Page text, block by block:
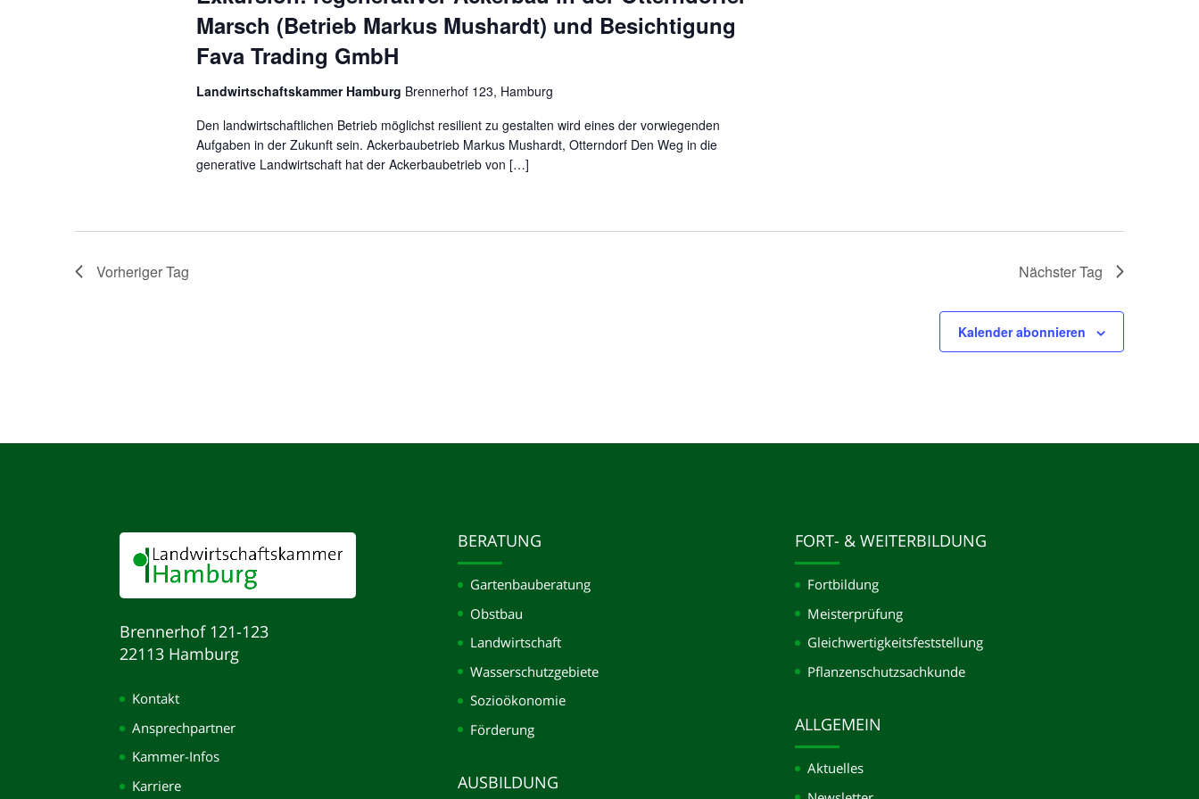
Marsch (Betrieb Markus Mushardt) und Besichtigung
Fava Trading GmbH
Landwirtschaftskammer Hamburg Brennerhof 123, Hamburg
Den landwirtschaftlichen Betrieb möglichst resilient zu gestalten wird eines der vorwiegenden
Aufgaben in der Zukunft sein. Ackerbaubetrieb Markus Mushardt, Otterndorf Den Weg in die
generative Landwirtschaft hat der Ackerbaubetrieb von […]
Vorheriger Tag Nächster Tag
Kalender abonnieren
Brennerhof 121-123
22113 Hamburg
Kontakt
Ansprechpartner
Kammer-Infos
Karriere
BERATUNG
Gartenbauberatung
Obstbau
Landwirtschaft
Wasserschutzgebiete
Sozioökonomie
Förderung
AUSBILDUNG
FORT- & WEITERBILDUNG
Fortbildung
Meisterprüfung
Gleichwertigkeits­feststellung
Pflanzenschutzsachkunde
ALLGEMEIN
Aktuelles